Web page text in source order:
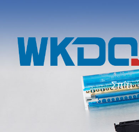
Σπίτι